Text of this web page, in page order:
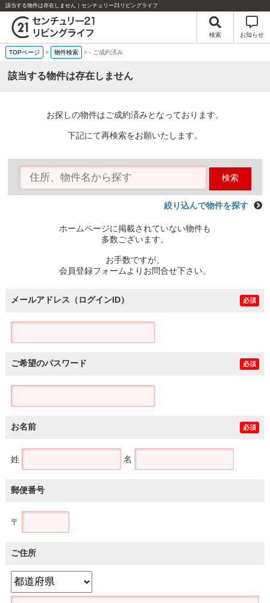
該当する物件は存在しません｜センチュリー21リビングライフ
検索 お知らせ
TOPページ > 物件検索 >- ご成約済み
該当する物件は存在しません
お探しの物件はご成約済みとなっております。
下記にて再検索をお願いたします。
検索
絞り込んで物件を探す
ホームページに掲載されていない物件も
多数ございます。
お手数ですが、
会員登録フォームよりお問合せ下さい。
メールアドレス（ログインID） 必須
ご希望のパスワード 必須
お名前 必須
姓 名
郵便番号
〒
ご住所